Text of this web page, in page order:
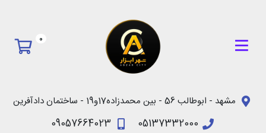
0
مشهد - ابوطالب 56 - بین محمدزاده17و19 - ساختمان دادآفرین
05137332000
09057664023